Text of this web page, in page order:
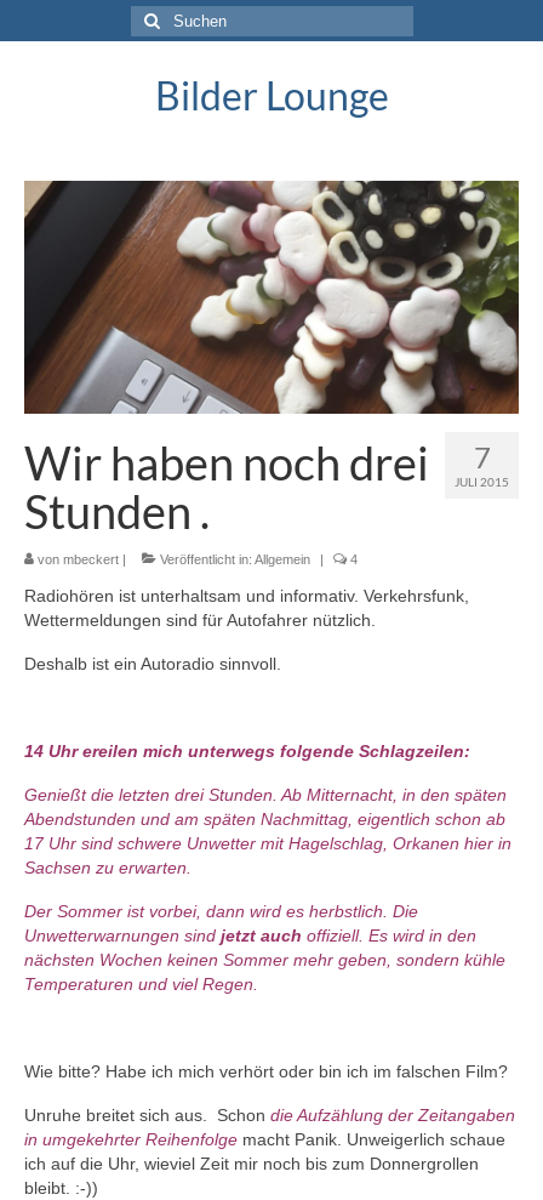
Suche
nach:
Bilder Lounge
7
JULI 2015
Wir haben noch drei
Stunden .
von mbeckert Veröffentlicht in: Allgemein 4
Radiohören ist unterhaltsam und informativ. Verkehrsfunk,
Wettermeldungen sind für Autofahrer nützlich.
Deshalb ist ein Autoradio sinnvoll.
14 Uhr ereilen mich unterwegs folgende Schlagzeilen:
Genießt die letzten drei Stunden. Ab Mitternacht, in den späten
Abendstunden und am späten Nachmittag, eigentlich schon ab
17 Uhr sind schwere Unwetter mit Hagelschlag, Orkanen hier in
Sachsen zu erwarten.
Der Sommer ist vorbei, dann wird es herbstlich. Die
Unwetterwarnungen sind jetzt auch offiziell. Es wird in den
nächsten Wochen keinen Sommer mehr geben, sondern kühle
Temperaturen und viel Regen.
Wie bitte? Habe ich mich verhört oder bin ich im falschen Film?
Unruhe breitet sich aus. Schon die Aufzählung der Zeitangaben
in umgekehrter Reihenfolge macht Panik. Unweigerlich schaue
ich auf die Uhr, wieviel Zeit mir noch bis zum Donnergrollen
bleibt. :-))